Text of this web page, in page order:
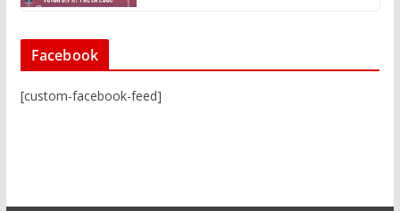
Facebook
[custom-facebook-feed]